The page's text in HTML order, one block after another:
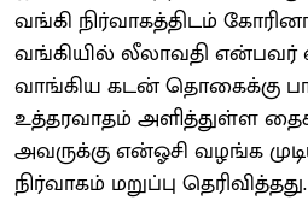
வங்கி நிர்வாகத்திடம்
வங்கியில் லீலாவதி என்பவர்
வாங்கிய கடன் தொகைக்கு
உத்தரவாதம் அளித்துள்ள
அவருக்கு என்ஓசி வழங்க
நிர்வாகம் மறுப்பு தெரிவித்தது.